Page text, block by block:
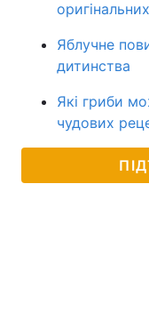
Яблучне
дитинства
Які гриби
чудових